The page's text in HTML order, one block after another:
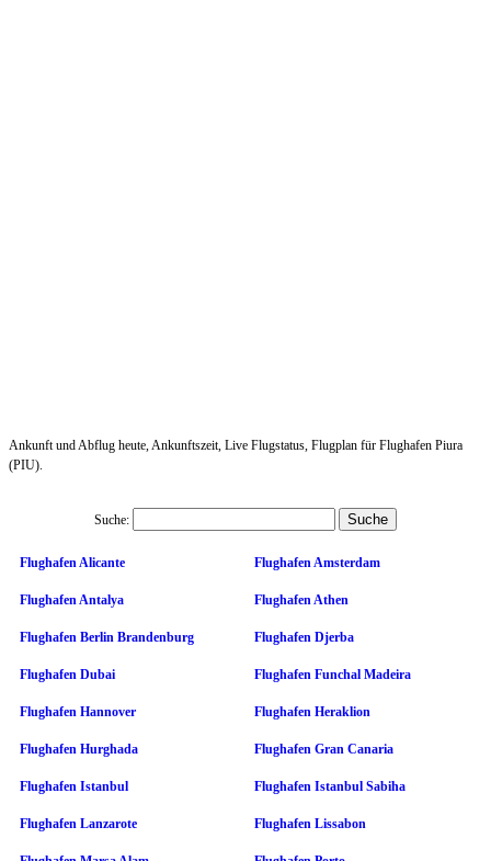
Ankunft und Abflug heute, Ankunftszeit, Live Flugstatus, Flugplan für Flughafen Piura
(PIU).
Suche:
Flughafen Alicante Flughafen Amsterdam
Flughafen Antalya Flughafen Athen
Flughafen Berlin Brandenburg Flughafen Djerba
Flughafen Dubai Flughafen Funchal Madeira
Flughafen Hannover Flughafen Heraklion
Flughafen Hurghada Flughafen Gran Canaria
Flughafen Istanbul Flughafen Istanbul Sabiha
Flughafen Lanzarote Flughafen Lissabon